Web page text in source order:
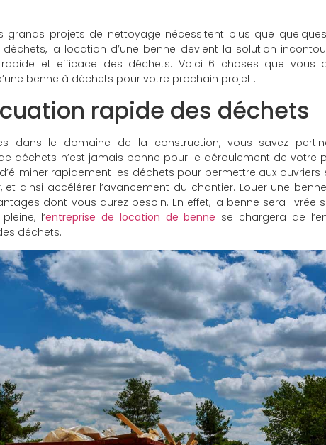
grands projets de nettoyage nécessitent plus que
déchets, la location d’une benne devient la solution
rapide et efficace des déchets. Voici 6 choses que vous
benne à déchets pour votre prochain projet :
rapide des déchets
dans le domaine de la construction, vous savez
déchets n’est jamais bonne pour le déroulement de votre
rapidement les déchets pour permettre aux ouvriers
et ainsi accélérer l’avancement du chantier. Louer une
dont vous aurez besoin. En effet, la benne sera livrée
l’entreprise de location de benne se chargera de
déchets.